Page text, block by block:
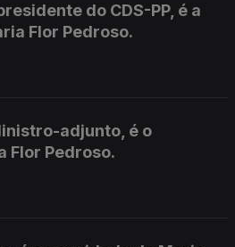
do CDS-PP, é a
Flor Pedroso.
adjunto, é o
Flor Pedroso.